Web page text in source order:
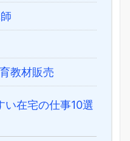
教材販売
い在宅の仕事10選